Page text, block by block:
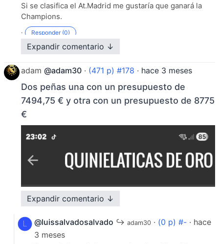
Si se clasifica el At.Madrid me gustaría que ganará la
Champions.
· Responder (0)
Expandir comentario ↓
adam @adam30 · (471 p) #178 · hace 3 meses
Dos peñas una con un presupuesto de
7494,75 € y otra con un presupuesto de 8775
€
Expandir comentario ↓
@luissalvadosalvado ↪ adam30· (0 p) #-· hace
3 meses